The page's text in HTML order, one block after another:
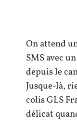
On attend
SMS avec
depuis le
Jusque-là,
colis GLS
délicat